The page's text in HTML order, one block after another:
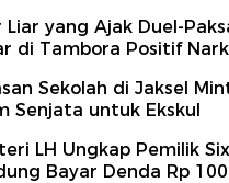
Liar yang Ajak Duel-
di Tambora Positif
Sekolah di Jaksel
Senjata untuk Ekskul
LH Ungkap Pemilik
Bayar Denda Rp